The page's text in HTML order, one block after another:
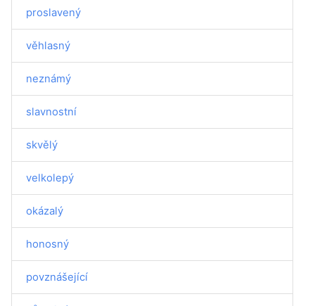
proslavený
věhlasný
neznámý
slavnostní
skvělý
velkolepý
okázalý
honosný
povznášející